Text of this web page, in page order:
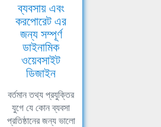
ব্যবসায় এবং
করপোরেট এর
জন্য সম্পূর্ণ
ডাইনামিক
ওয়েবসাইট
ডিজাইন
বর্তমান তথ্য প্রযুক্তির
যুগে যে কোন ব্যবসা
প্রতিষ্ঠানের জন্য ভালো